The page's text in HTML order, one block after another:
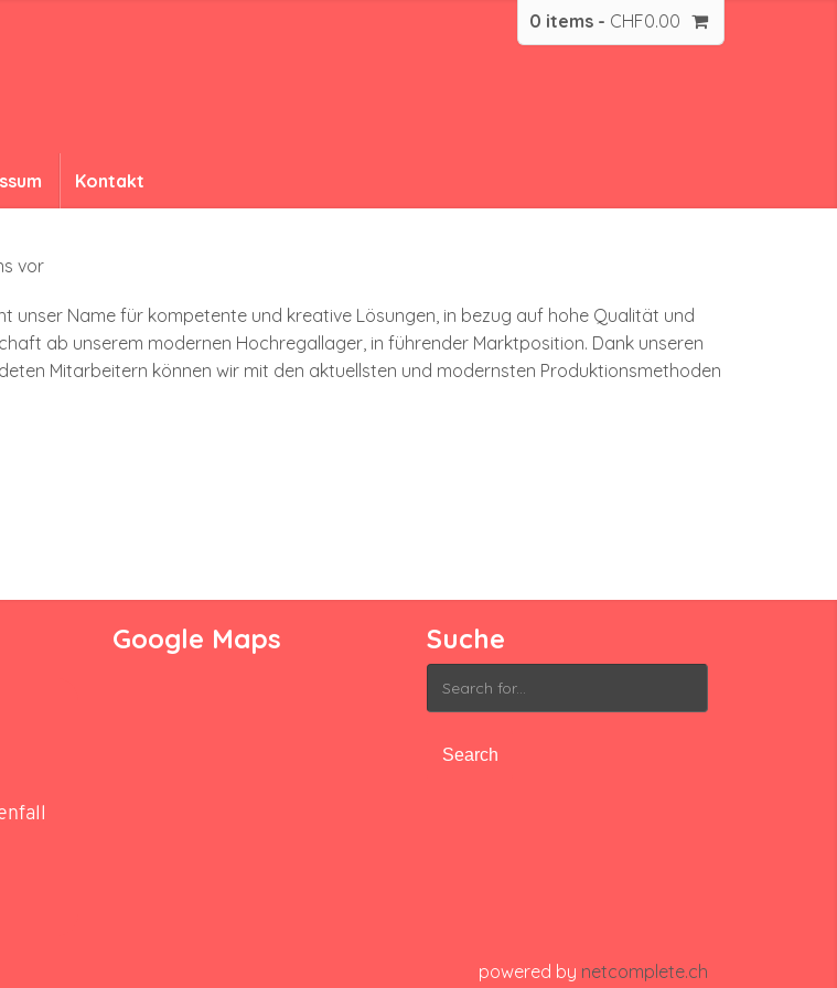
0 items - CHF0.00
Kontakt
vor
unser ­Name für kompetente und kreative Lösungen, in bezug auf hohe ­Qualität und
ab unserem modernen Hochregal­lager, in führender Marktposition. Dank ­unseren
Mitarbeitern können wir mit den ­aktuellsten und ­modernsten Produk­tionsmethoden
Google Maps Suche
Search
for:
powered by netcomplete.ch